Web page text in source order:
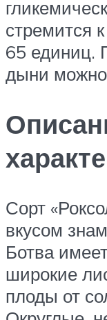
стремится
65 единиц.
дыни можно
Сорт
вкусом
Ботва
широкие
плоды от